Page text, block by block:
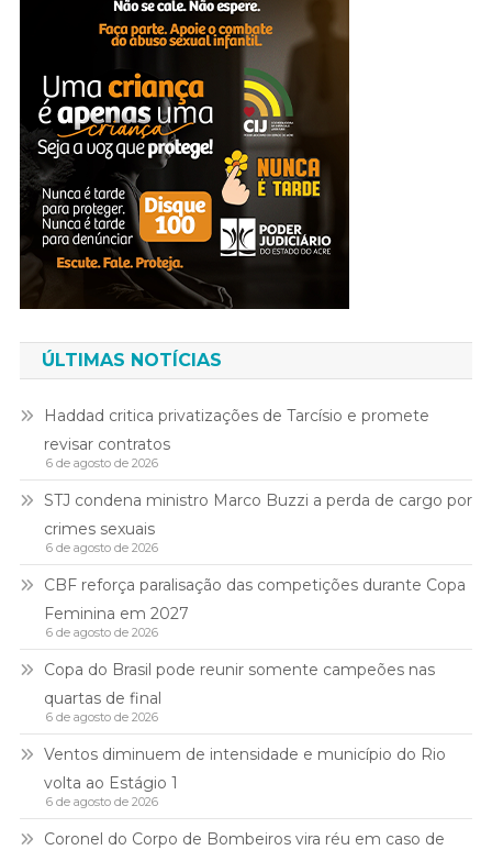
ÚLTIMAS NOTÍCIAS
Haddad critica privatizações de Tarcísio e promete
revisar contratos
6 de agosto de 2026
STJ condena ministro Marco Buzzi a perda de cargo por
crimes sexuais
6 de agosto de 2026
CBF reforça paralisação das competições durante Copa
Feminina em 2027
6 de agosto de 2026
Copa do Brasil pode reunir somente campeões nas
quartas de final
6 de agosto de 2026
Ventos diminuem de intensidade e município do Rio
volta ao Estágio 1
6 de agosto de 2026
Coronel do Corpo de Bombeiros vira réu em caso de